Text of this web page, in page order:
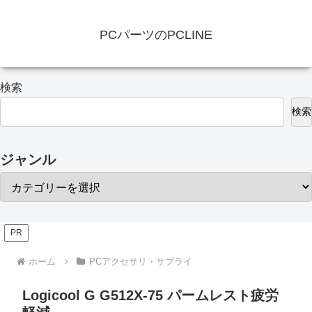
PCパーツのPCLINE
検索
検索
ジャンル
PR
ホーム PCアクセサリ・サプライ
Logicool G G512X-75 パームレスト疲労